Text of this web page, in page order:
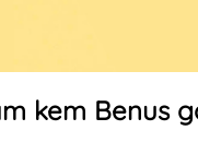
kem Benus